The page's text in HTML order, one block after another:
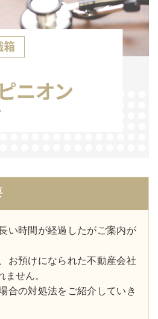
い時間が経過したがご案内が
お預けになられた不動産会社
せん。
合の対処法をご紹介していき